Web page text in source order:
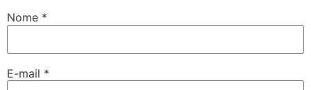
Nome *
E-mail *